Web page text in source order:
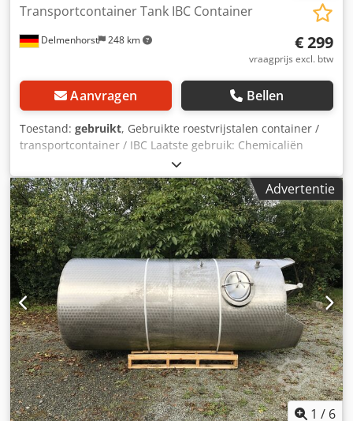
Delmenhorst 248 km
Transportcontainer Tank IBC Container
€ 299
vraagprijs excl. btw
Aanvragen Bellen
Toestand: gebruikt, Gebruikte roestvrijstalen container /
transportcontainer / IBC Laatste gebruik: Chemicaliën
Artikelnummer: 10288 Inhoud: 500 liter Type: Verticaal in
gegalvaniseerd stapelframe Materiaal (natte delen): 1.4301
/ AISI304 Uitvoering: Enkelwandig Bodem: Gebogen
Bovenkant: Gebogen Bedrijfsdruk volgens typeplaatje: +0,2
bar Afmetingen tank: Totale breedte: 1200mm Totale
lengte: 1000mm Totale hoogte: 1000mm Materialen:
Dsdpfx Afeu T E Uvsqock Interieur: 1.4301 / AISI 304
Externe delen: Gegalvaniseerd staal Uitrusting: Typeplaat:
Ja Diameter uitlaat: 50mm Type uitlaat: DN50
tankkoppeling Afsluiter: Kogelkraan
Advertentie
1 / 6